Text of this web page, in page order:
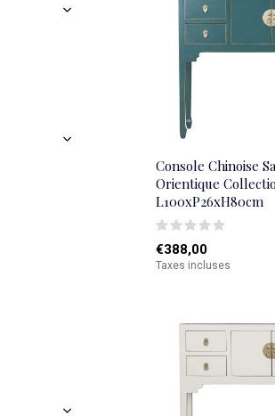
Console Chinoise
Orientique
L100xP26xH80cm
€388,00
Taxes incluses